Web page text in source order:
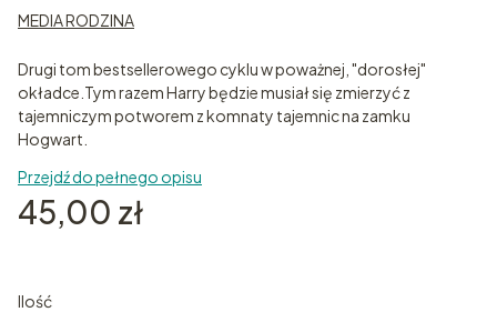
MEDIA RODZINA
Drugi tom bestsellerowego cyklu w poważnej, "dorosłej"
okładce.Tym razem Harry będzie musiał się zmierzyć z
tajemniczym potworem z komnaty tajemnic na zamku
Hogwart.
Przejdź do pełnego opisu
Cena
45,00 zł
Ilość